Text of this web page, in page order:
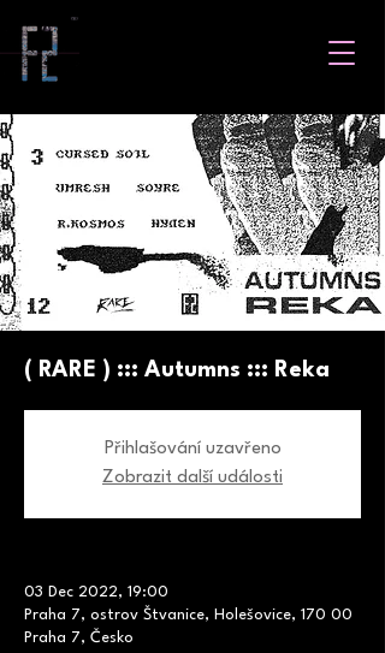
( RARE ) ::: Autumns ::: Reka
Přihlašování uzavřeno
Zobrazit další události
03 Dec 2022, 19:00
Praha 7, ostrov Štvanice, Holešovice, 170 00
Praha 7, Česko